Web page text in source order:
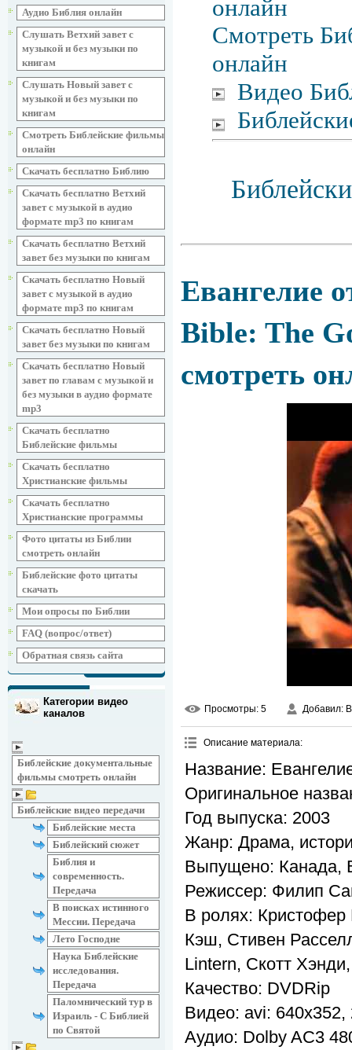
Аудио Библия онлайн
Слушать Ветхий завет с
музыкой и без музыки по
книгам
Слушать Новый завет с
музыкой и без музыки по
книгам
Смотреть Библейские фильмы
онлайн
Скачать бесплатно Библию
Скачать бесплатно Ветхий
завет с музыкой в аудио
формате mp3 по книгам
Скачать бесплатно Ветхий
завет без музыки по книгам
Скачать бесплатно Новый
завет с музыкой в аудио
формате mp3 по книгам
Скачать бесплатно Новый
завет без музыки по книгам
Скачать бесплатно Новый
завет по главам с музыкой и
без музыки в аудио формате
mp3
Скачать бесплатно
Библейские фильмы
Скачать бесплатно
Христианские фильмы
Скачать бесплатно
Христианские программы
Фото цитаты из Библии
смотреть онлайн
Библейские фото цитаты
скачать
Мои опросы по Библии
FAQ (вопрос/ответ)
Обратная связь сайта
Категории видео
каналов
Библейские документальные
фильмы смотреть онлайн
Библейские видео передачи
Библейские места
Библейский сюжет
Библия и
современность.
Передача
В поисках истинного
Мессии. Передача
Лето Господне
Наука Библейские
исследования.
Передача
Паломнический тур в
Израиль - С Библией
по Святой
онлайн
Смотреть
онлайн
Видео
Евангелие
Bible: The
смотреть
Просмотры: 5 Добавил:
Описание материала:
Название:
Оригинальное
Год выпуска: 2003
Жанр: Драма,
Выпущено: Канада,
Режиссер: Филип
В ролях:
Кэш, Стивен
Lintern, Скотт
Качество: DVDRip
Видео: avi: 640x352,
Аудио: Dolby AC3